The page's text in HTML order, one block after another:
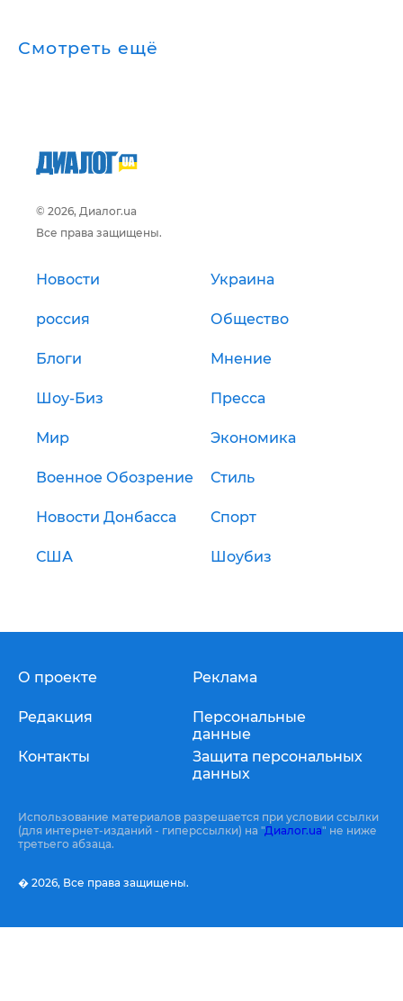
Смотреть ещё
© 2026, Диалог.ua
Все права защищены.
Новости Украина
россия Общество
Блоги Мнение
Шоу-Биз Пресса
Мир Экономика
Военное Обозрение Стиль
Новости Донбасса Спорт
США Шоубиз
О проекте
Редакция
Контакты
Реклама
Персональные
данные
Защита персональных
данных
Использование материалов разрешается при условии ссылки
(для интернет-изданий - гиперссылки) на "Диалог.ua" не ниже
третьего абзаца.
� 2026, Все права защищены.